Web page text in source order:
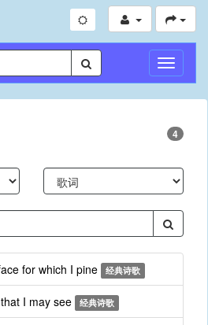
切
换
导
4
for which I pine 经典诗歌
I may see 经典诗歌